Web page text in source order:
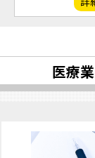
医療